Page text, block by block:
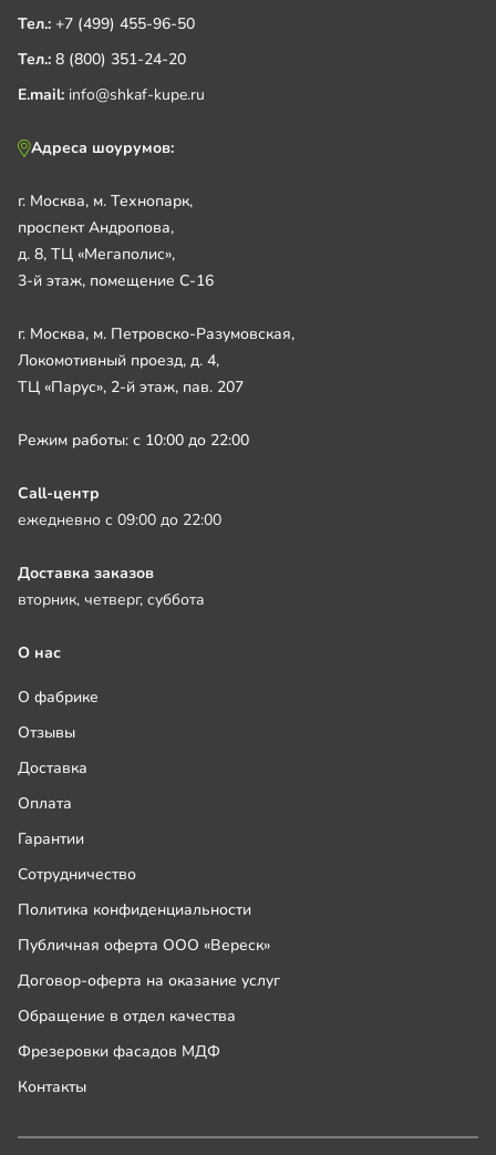
Тел.: +7 (499) 455-96-50
Тел.: 8 (800) 351-24-20
E.mail: info@shkaf-kupe.ru
Адреса шоурумов:
г. Москва, м. Технопарк,
проспект Андропова,
д. 8, ТЦ «Мегаполис»,
3-й этаж, помещение С-16
г. Москва, м. Петровско-Разумовская,
Локомотивный проезд, д. 4,
ТЦ «Парус», 2-й этаж, пав. 207
Режим работы: с 10:00 до 22:00
Call-центр
ежедневно с 09:00 до 22:00
Доставка заказов
вторник, четверг, суббота
О нас
О фабрике
Отзывы
Доставка
Оплата
Гарантии
Сотрудничество
Политика конфиденциальности
Публичная оферта ООО «Вереск»
Договор-оферта на оказание услуг
Обращение в отдел качества
Фрезеровки фасадов МДФ
Контакты